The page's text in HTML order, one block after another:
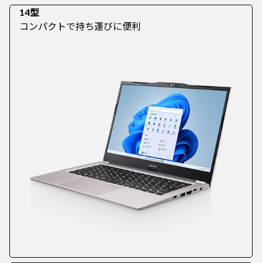
14型
コンパクトで持ち運びに便利